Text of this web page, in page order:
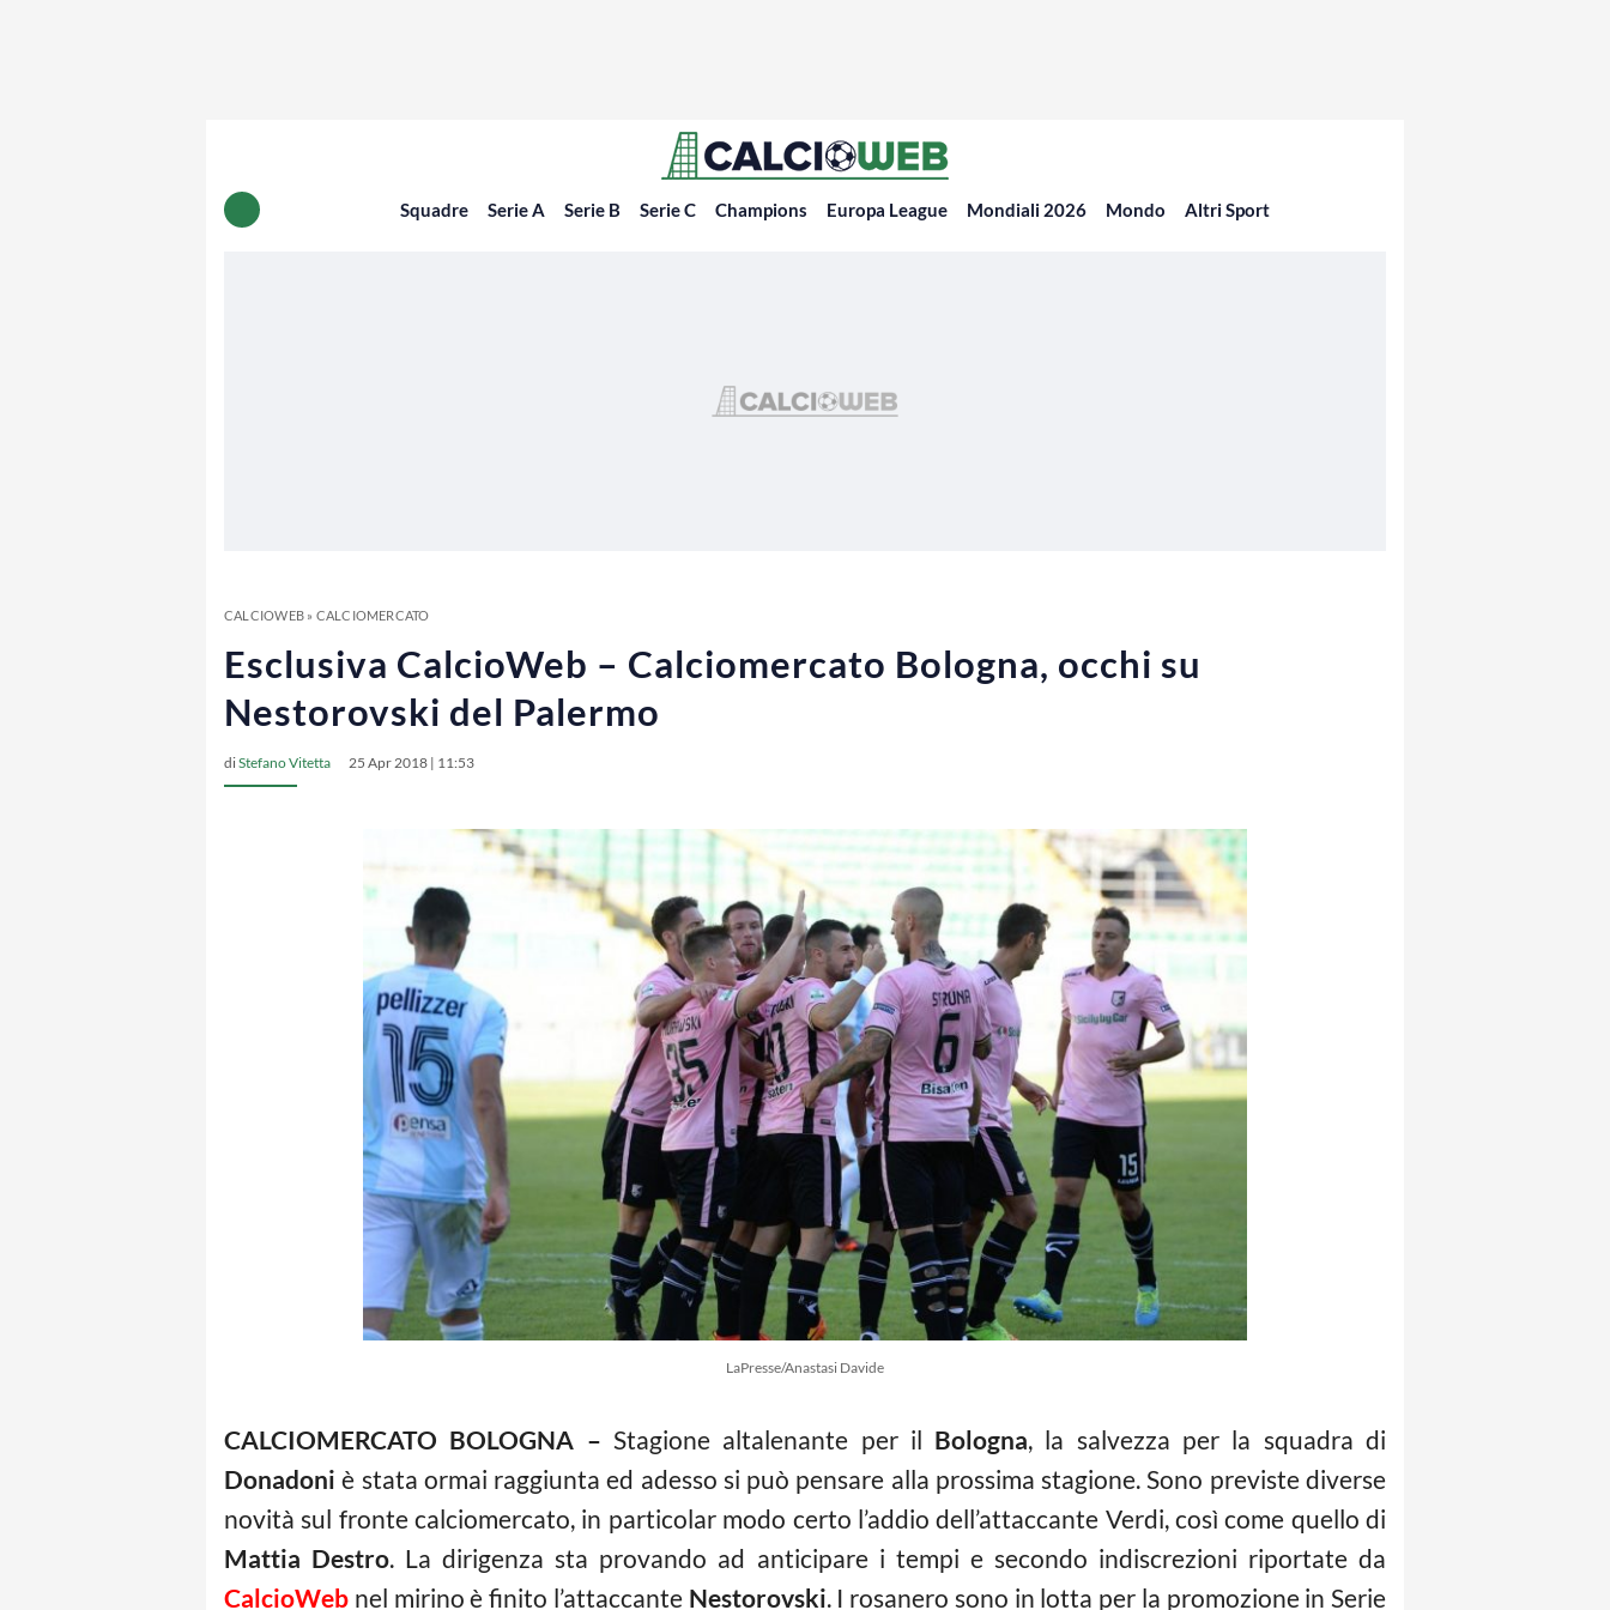
Squadre Serie A Serie B Serie C Champions Europa League Mondiali 2026 Mondo Altri Sport
CALCIOWEB» CALCIOMERCATO
Esclusiva CalcioWeb – Calciomercato Bologna, occhi su
Nestorovski del Palermo
diStefano Vitetta 25 Apr 2018 | 11:53
LaPresse/Anastasi Davide
CALCIOMERCATO BOLOGNA – Stagione altalenante per il Bologna, la salvezza per la squadra di
Donadoni è stata ormai raggiunta ed adesso si può pensare alla prossima stagione. Sono previste diverse
novità sul fronte calciomercato, in particolar modo certo l’addio dell’attaccante Verdi, così come quello di
Mattia Destro. La dirigenza sta provando ad anticipare i tempi e secondo indiscrezioni riportate da
CalcioWeb nel mirino è finito l’attaccante Nestorovski. I rosanero sono in lotta per la promozione in Serie